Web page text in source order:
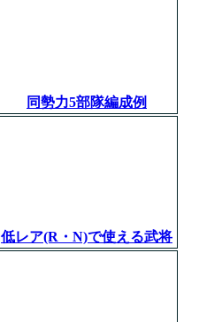
同勢力5部隊編成例
低レア(R・N)で使える武将